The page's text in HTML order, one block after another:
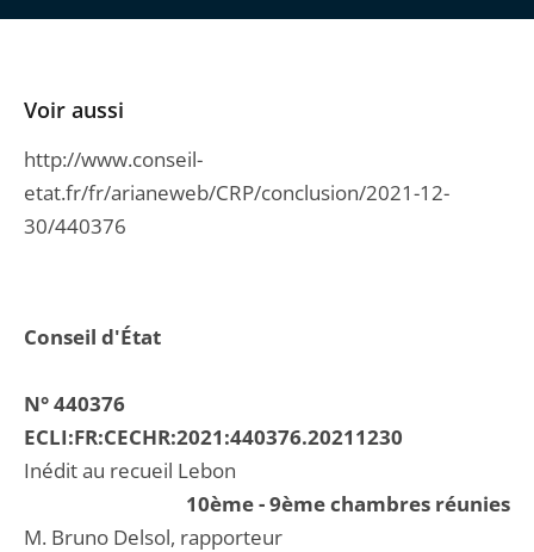
Conseil d'État
N° 440376
ECLI:FR:CECHR:2021:440376.20211230
Inédit au recueil Lebon
10ème - 9ème chambres réunies
M. Bruno Delsol, rapporteur
Voir aussi
http://www.conseil-
etat.fr/fr/arianeweb/CRP/conclusion/2021-12-
30/440376